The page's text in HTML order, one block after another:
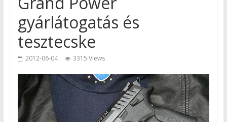
gyárlátogatás és
tesztecske
2012-06-04 3315 Views